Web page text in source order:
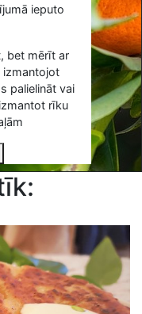
ieputo
bet mērīt ar
izmantojot
palielināt vai
rīku